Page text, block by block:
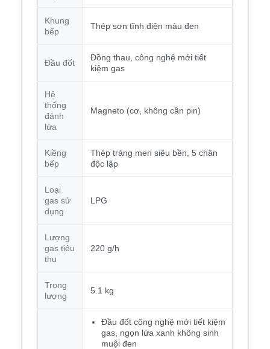
Khung
bếp
Thép sơn tĩnh điện màu đen
Đầu đốt
Đồng thau, công nghệ mới tiết
kiệm gas
Hệ
thống
đánh
lửa
Magneto (cơ, không cần pin)
Kiềng
bếp
Thép tráng men siêu bền, 5 chân
độc lập
Loại
gas sử
dụng
LPG
Lượng
gas tiêu
thụ
220 g/h
Trọng
lượng
5.1 kg
Đầu đốt công nghệ mới tiết kiệm
gas, ngọn lửa xanh không sinh
muội đen